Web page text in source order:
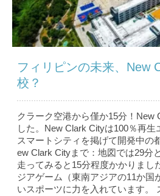
フィリピンの未来、New
校？
クラーク空港から僅か15分！New
した。New Clark Cityは100％再生
スマートシティを掲げて開発中の
ew Clark Cityまで：地図では29分
走ってみると15分程度かかりまし
ジアゲーム（東南アジアの11か国
いスポーツに力を入れています。